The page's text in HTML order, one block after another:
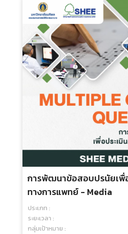
การพัฒนาข้อสอบปรนัยเพื่
ทางการแพทย์ - Media
ประเภท :
ระยะเวลา :
กลุ่มเป้าหมาย :